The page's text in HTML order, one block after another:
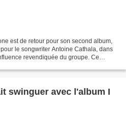
est de retour pour son second album,
le songwriter Antoine Cathala, dans
revendiquée du groupe. Ce
swinguer avec l'album I